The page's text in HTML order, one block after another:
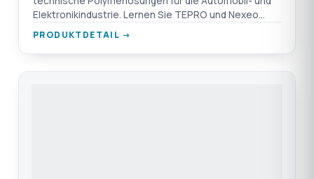
Elektronikindustrie. Lernen Sie TEPRO und Nexeo
kennen.
PRODUKTDETAIL →